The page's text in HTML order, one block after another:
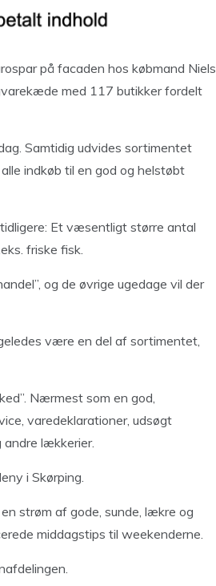
på facaden hos købmand Niels
med 117 butikker fordelt
Samtidig udvides sortimentet
indkøb til en god og helstøbt
Et væsentligt større antal
friske fisk.
og de øvrige ugedage vil der
være en del af sortimentet,
Nærmest som en god,
varedeklarationer, udsøgt
andre lækkerier.
i Skørping.
strøm af gode, sunde, lækre og
middagstips til weekenderne.